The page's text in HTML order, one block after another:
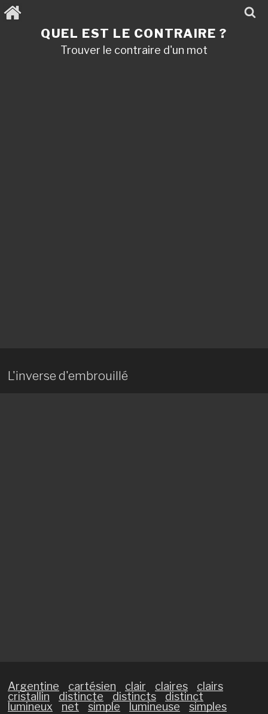
Aller
au
QUEL EST LE CONTRAIRE ?
Trouver le contraire d'un mot
L'inverse d'embrouillé
Argentine cartésien clair claires
clairs
cristallin
distincte distincts
distinct
lumineux
net simple lumineuse simples